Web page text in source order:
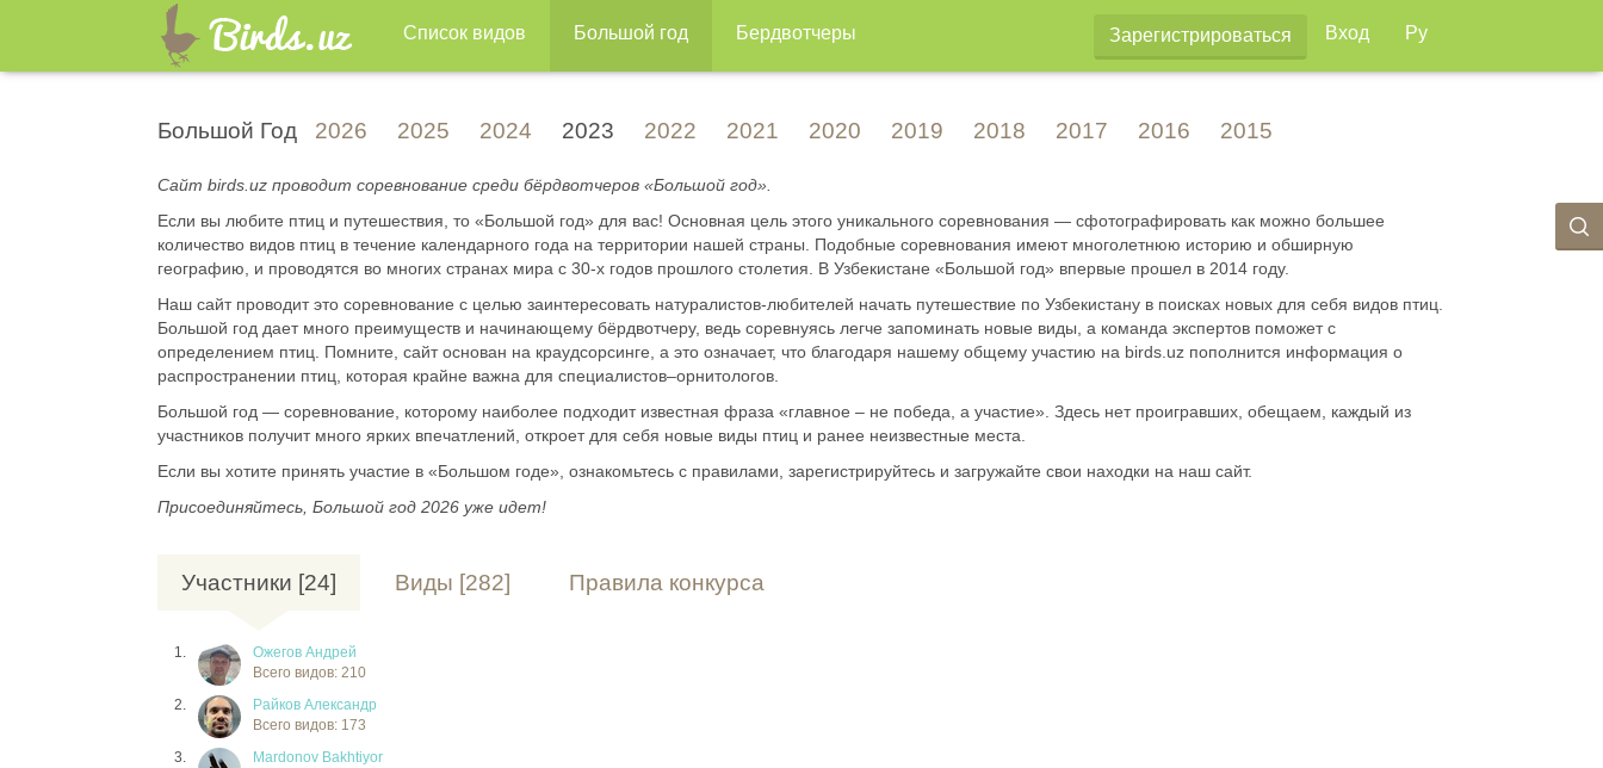
Список видов Большой год Бердвотчеры Зарегистрироваться Вход Ру
Большой Год 2026 2025 2024 2023 2022 2021 2020 2019 2018 2017 2016 2015
Сайт birds.uz проводит соревнование среди бёрдвотчеров «Большой год».
Если вы любите птиц и путешествия, то «Большой год» для вас! Основная цель этого уникального соревнования — сфотографировать как можно большее
количество видов птиц в течение календарного года на территории нашей страны. Подобные соревнования имеют многолетнюю историю и обширную
географию, и проводятся во многих странах мира с 30-х годов прошлого столетия. В Узбекистане «Большой год» впервые прошел в 2014 году.
Наш сайт проводит это соревнование с целью заинтересовать натуралистов-любителей начать путешествие по Узбекистану в поисках новых для себя видов птиц.
Большой год дает много преимуществ и начинающему бёрдвотчеру, ведь соревнуясь легче запоминать новые виды, а команда экспертов поможет с
определением птиц. Помните, сайт основан на краудсорсинге, а это означает, что благодаря нашему общему участию на birds.uz пополнится информация о
распространении птиц, которая крайне важна для специалистов–орнитологов.
Большой год — соревнование, которому наиболее подходит известная фраза «главное – не победа, а участие». Здесь нет проигравших, обещаем, каждый из
участников получит много ярких впечатлений, откроет для себя новые виды птиц и ранее неизвестные места.
Если вы хотите принять участие в «Большом годе», ознакомьтесь с правилами, зарегистрируйтесь и загружайте свои находки на наш сайт.
Присоединяйтесь, Большой год 2026 уже идет!
Участники [24] Виды [282] Правила конкурса
1.
Ожегов Андрей
Всего видов: 210
2.
Райков Александр
Всего видов: 173
3.
Mardonov Bakhtiyor